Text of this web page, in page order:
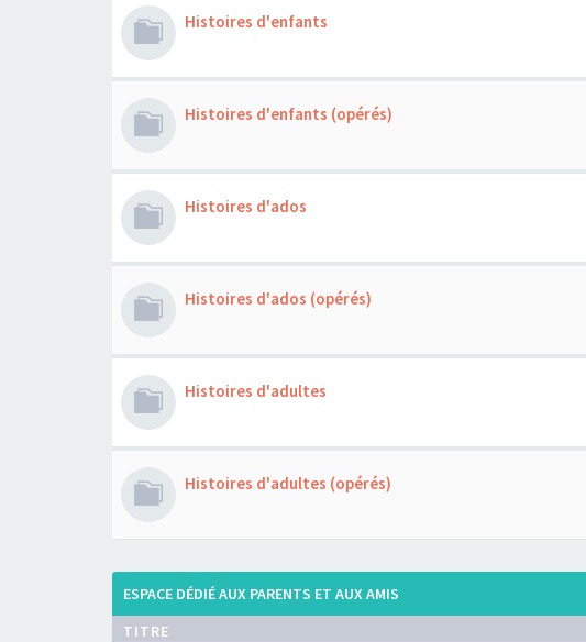
Histoires d'enfants
Histoires d'enfants (opérés)
Histoires d'ados
Histoires d'ados (opérés)
Histoires d'adultes
Histoires d'adultes (opérés)
ESPACE DÉDIÉ AUX PARENTS ET AUX AMIS
TITRE